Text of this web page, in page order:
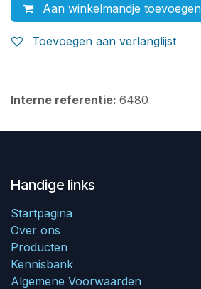
Aan winkelmandje toevoegen
Toevoegen aan verlanglijst
Interne referentie: 6480
Handige links
Startpagina
Over ons
Producten
Kennisbank
Algemene Voorwaarden